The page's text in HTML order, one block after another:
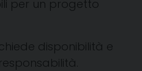
per un progetto
disponibilità e